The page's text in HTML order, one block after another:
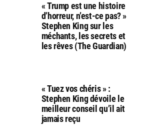
« Trump est une histoire
d’horreur, n’est-ce pas? »
Stephen King sur les
méchants, les secrets et
les rêves (The Guardian)
« Tuez vos chéris » :
Stephen King dévoile le
meilleur conseil qu’il ait
jamais reçu